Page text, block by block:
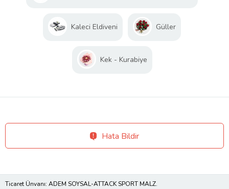
Kaleci Eldiveni Güller
Kek - Kurabiye
Hata Bildir
Ticaret Ünvanı: ADEM SOYSAL-ATTACK SPORT MALZ.